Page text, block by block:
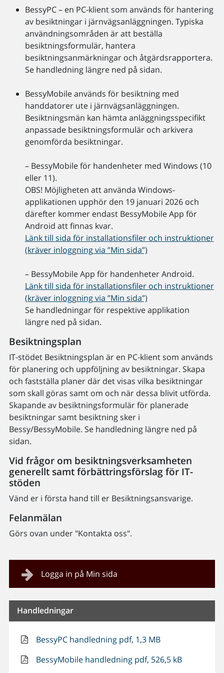
BessyPC – en PC-klient som används för hantering
av besiktningar i järnvägsanläggningen. Typiska
användningsområden är att beställa
besiktningsformulär, hantera
besiktningsanmärkningar och åtgärdsrapportera.
Se handledning längre ned på sidan.
BessyMobile används för besiktning med
handdatorer ute i järnvägsanläggningen.
Besiktningsmän kan hämta anläggningsspecifikt
anpassade besiktningsformulär och arkivera
genomförda besiktningar.
– BessyMobile för handenheter med Windows (10
eller 11).
OBS! Möjligheten att använda Windows-
applikationen upphör den 19 januari 2026 och
därefter kommer endast BessyMobile App för
Android att finnas kvar.
Länk till sida för installationsfiler och instruktioner
(kräver inloggning via ”Min sida”)
– BessyMobile App för handenheter Android.
Länk till sida för installationsfiler och instruktioner
(kräver inloggning via ”Min sida”)
Se handledningar för respektive applikation
längre ned på sidan.
Besiktningsplan
IT-stödet Besiktningsplan är en PC-klient som används
för planering och uppföljning av besiktningar. Skapa
och fastställa planer där det visas vilka besiktningar
som skall göras samt om och när dessa blivit utförda.
Skapande av besiktningsformulär för planerade
besiktningar samt besiktning sker i
Bessy/BessyMobile. Se handledning längre ned på
sidan.
Vid frågor om besiktningsverksamheten
generellt samt förbättringsförslag för IT-
stöden
Vänd er i första hand till er Besiktningsansvarige.
Felanmälan
Görs ovan under "Kontakta oss".
Logga in på Min sida
Handledningar
BessyPC handledning pdf, 1,3 MB
BessyMobile handledning pdf, 526,5 kB